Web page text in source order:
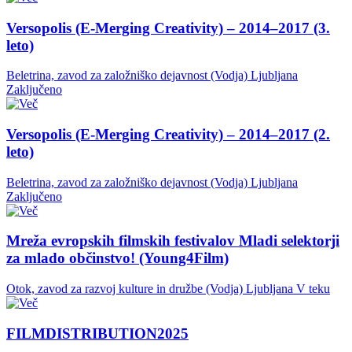
Versopolis (E-Merging Creativity) – 2014–2017 (3.
leto)
Beletrina, zavod za založniško dejavnost (Vodja) Ljubljana
Zaključeno
Versopolis (E-Merging Creativity) – 2014–2017 (2.
leto)
Beletrina, zavod za založniško dejavnost (Vodja) Ljubljana
Zaključeno
Mreža evropskih filmskih festivalov Mladi selektorji
za mlado občinstvo! (Young4Film)
Otok, zavod za razvoj kulture in družbe (Vodja) Ljubljana V teku
FILMDISTRIBUTION2025